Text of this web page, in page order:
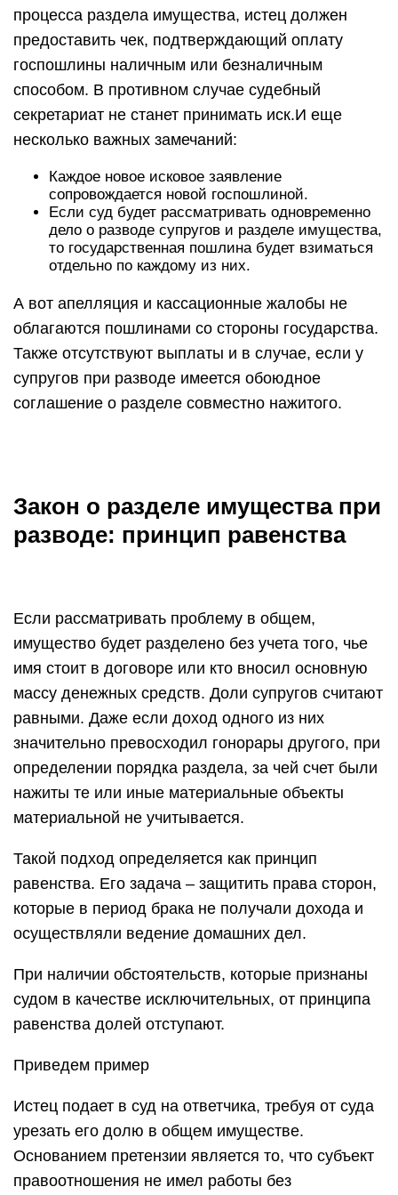
процесса раздела имущества, истец должен
предоставить чек, подтверждающий оплату
госпошлины наличным или безналичным
способом. В противном случае судебный
секретариат не станет принимать иск.И еще
несколько важных замечаний:
Каждое новое исковое заявление
сопровождается новой госпошлиной.
Если суд будет рассматривать одновременно
дело о разводе супругов и разделе имущества,
то государственная пошлина будет взиматься
отдельно по каждому из них.
А вот апелляция и кассационные жалобы не
облагаются пошлинами со стороны государства.
Также отсутствуют выплаты и в случае, если у
супругов при разводе имеется обоюдное
соглашение о разделе совместно нажитого.
Закон о разделе имущества при
разводе: принцип равенства
Если рассматривать проблему в общем,
имущество будет разделено без учета того, чье
имя стоит в договоре или кто вносил основную
массу денежных средств. Доли супругов считают
равными. Даже если доход одного из них
значительно превосходил гонорары другого, при
определении порядка раздела, за чей счет были
нажиты те или иные материальные объекты
материальной не учитывается.
Такой подход определяется как принцип
равенства. Его задача – защитить права сторон,
которые в период брака не получали дохода и
осуществляли ведение домашних дел.
При наличии обстоятельств, которые признаны
судом в качестве исключительных, от принципа
равенства долей отступают.
Приведем пример
Истец подает в суд на ответчика, требуя от суда
урезать его долю в общем имуществе.
Основанием претензии является то, что субъект
правоотношения не имел работы без